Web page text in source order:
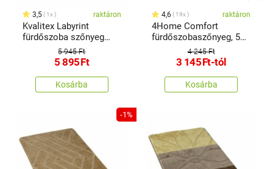
3,5 1x raktáron
Kvalitex Labyrint
fürdőszoba szőnyeg
arany, 60 x 100 cm
5 945 Ft
5 895Ft
Kosárba
4,6 19x raktáron
4Home Comfort
fürdőszobaszőnyeg, 50
4 245 Ft
3 145Ft-tól
Kosárba
-1%